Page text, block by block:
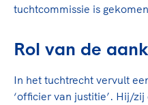
tuchtcommissie is
Rol van de
In het tuchtrecht vervult
‘officier van justitie’. Hij/